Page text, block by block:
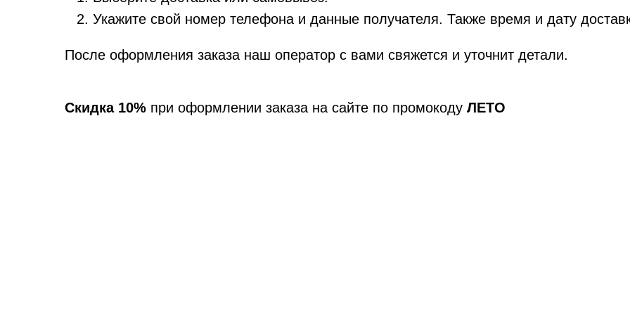
Укажите свой номер телефона и данные получателя. Также время и дату
После оформления заказа наш оператор с вами свяжется и уточнит детали.
Скидка 10% при оформлении заказа на сайте по промокоду ЛЕТО